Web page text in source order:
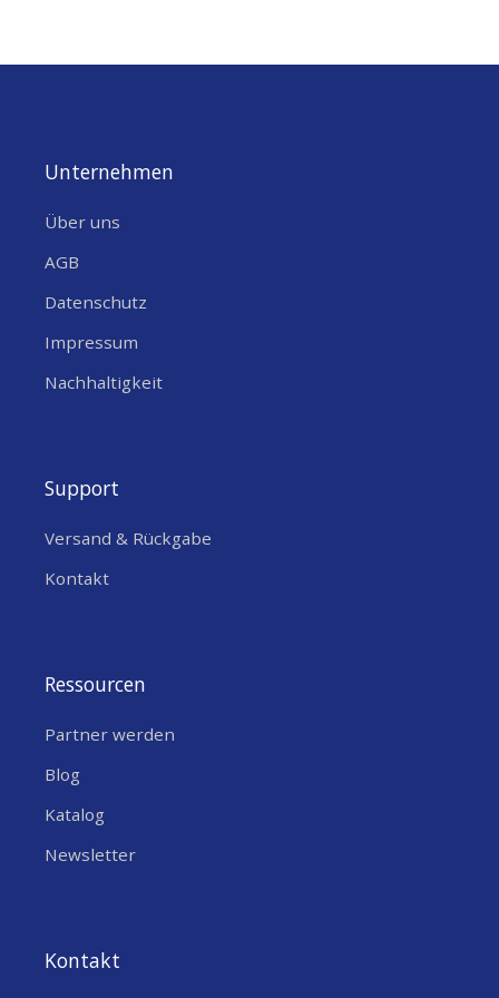
Unternehmen
Über uns
AGB
Datenschutz
Impressum
Nachhaltigkeit
Support
Versand & Rückgabe
Kontakt
Ressourcen
Partner werden
Blog
Katalog
Newsletter
Kontakt